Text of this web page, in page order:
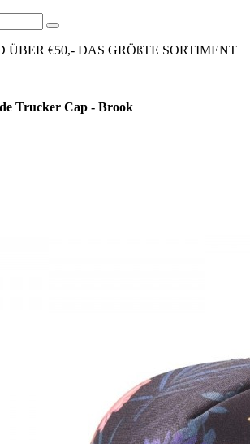
ÜBER €50,- DAS GRÖßTE SORTIMENT
Trucker Cap - Brook